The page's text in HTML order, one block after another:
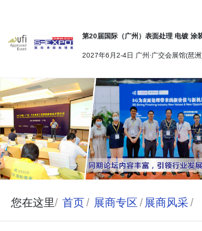
第20届国际（广州）表面处理 电镀 涂
2027年6月2-4日 广州·广交会展馆(琶洲
您在这里/ 首页 / 展商专区 / 展商风采 /